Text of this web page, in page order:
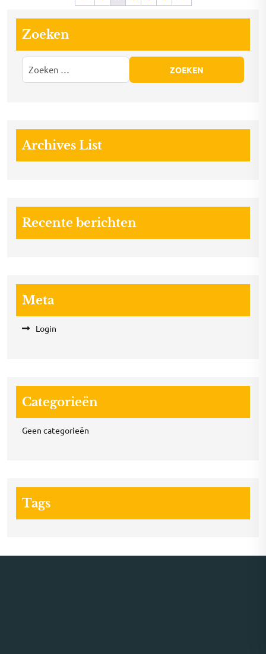
Zoeken
Archives List
Recente berichten
Meta
Login
Categorieën
Geen categorieën
Tags